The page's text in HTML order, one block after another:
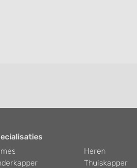
Heren
Thuiskapper